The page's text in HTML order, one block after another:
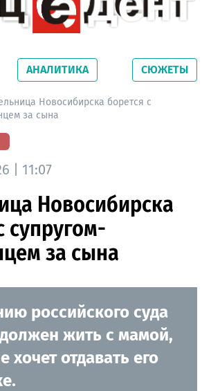
области. Читайте свежие
сетевого издания
АНАЛИТИКА СЮЖЕТЫ
Новосибирска борется с
за сына
| 11:07
Новосибирска
супругом-
за сына
российского суда
жить с мамой,
хочет отдавать его